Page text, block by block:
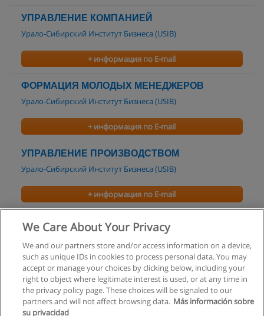
УПРАВЛЕНИЕ КОМПАНИЕЙ
Урало-Сибирский Институт Бизнеса (USIB)
+ информация по E-mail
ФОРМАЦИЯ МОЛОДЫХ МЕНЕДЖЕРОВ
Урало-Сибирский Институт Бизнеса (USIB)
+ информация по E-mail
УПРАВЛЕНИЕ ПРОИЗВОДСТВОМ
Урало-Сибирский Институт Бизнеса (USIB)
+ информация по E-mail
Стратегия управления предприятием
Бизнес-школа Технологий Менеджмента
+ информация по E-mail
We Care About Your Privacy
We and our partners store and/or access information on a device,
such as unique IDs in cookies to process personal data. You may
accept or manage your choices by clicking below, including your
right to object where legitimate interest is used, or at any time in
the privacy policy page. These choices will be signaled to our
partners and will not affect browsing data. Más información sobre
su privacidad